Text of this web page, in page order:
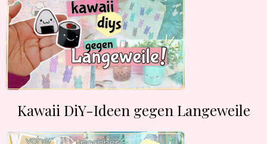
Kawaii DiY-Ideen gegen Langeweile